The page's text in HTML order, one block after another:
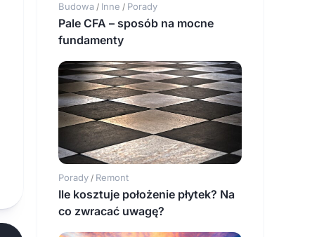
Budowa / Inne / Porady
Pale CFA – sposób na mocne
fundamenty
Porady / Remont
Ile kosztuje położenie płytek? Na
co zwracać uwagę?